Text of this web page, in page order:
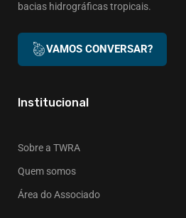
bacias hidrográficas tropicais.
VAMOS CONVERSAR?
Institucional
Sobre a TWRA
Quem somos
Área do Associado